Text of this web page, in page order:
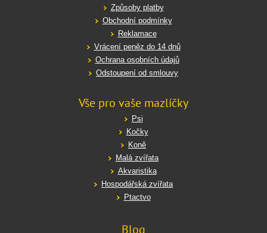
Způsoby platby
Obchodní podmínky
Reklamace
Vrácení peněz do 14 dnů
Ochrana osobních údajů
Odstoupení od smlouvy
Vše pro vaše mazlíčky
Psi
Kočky
Koně
Malá zvířata
Akvaristika
Hospodářská zvířata
Ptactvo
Blog